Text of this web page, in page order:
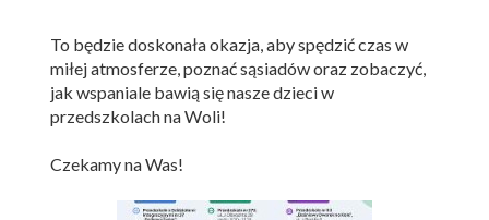
To będzie doskonała okazja, aby spędzić czas w
miłej atmosferze, poznać sąsiadów oraz zobaczyć,
jak wspaniale bawią się nasze dzieci w
przedszkolach na Woli!
Czekamy na Was!